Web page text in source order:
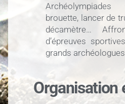
brouette, lancer de
décamètre…
d’épreuves
grands
Organisation